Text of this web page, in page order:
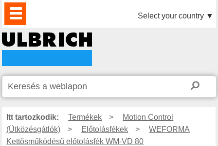
TERMÉKEK
HÍREK
LETÖLTÉS
VIDEÓK
PARTNEREINK
RÓLUNK
KAPCSOLAT Select your country ▼
Itt tartozkodik: Termékek >
Motion Control
(Ütközésgátlók)
> Előtolásfékek >
WEFORMA
Kettősműködésű előtolásfék WM-VD 80